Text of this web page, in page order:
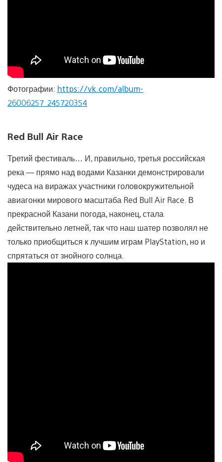
Фотографии: https://vk.com/album-
26006257_245720354
Red Bull Air Race
Третий фестиваль… И, правильно, третья российская
река — прямо над водами Казанки демонстрировали
чудеса на виражах участники головокружительной
авиагонки мирового масштаба Red Bull Air Race. В
прекрасной Казани погода, наконец, стала
действительно летней, так что наш шатер позволял не
только приобщиться к лучшим играм PlayStation, но и
спрятаться от знойного солнца.